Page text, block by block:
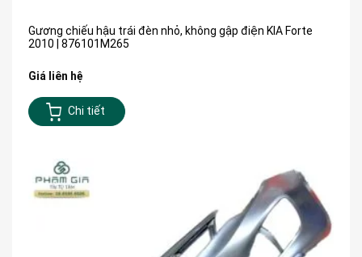
Gương chiếu hậu trái đèn nhỏ, không gập điện KIA Forte
2010 | 876101M265
Giá liên hệ
Chi tiết